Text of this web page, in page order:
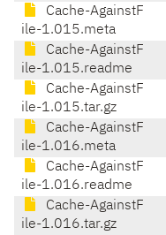
Cache-AgainstF
ile-1.015.meta
Cache-AgainstF
ile-1.015.readme
Cache-AgainstF
ile-1.015.tar.gz
Cache-AgainstF
ile-1.016.meta
Cache-AgainstF
ile-1.016.readme
Cache-AgainstF
ile-1.016.tar.gz